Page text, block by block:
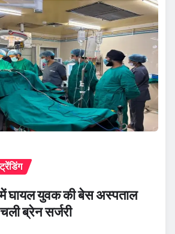
ट्रेंडिंग
में घायल युवक की बेस अस्पताल
ब्रेन सर्जरी